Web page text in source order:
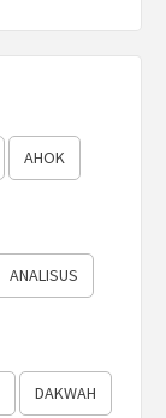
AHOK
ANALISUS
DAKWAH